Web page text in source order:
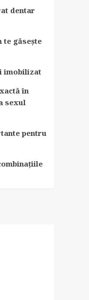
dentar
te găsește
imobilizat
în
sexul
pentru